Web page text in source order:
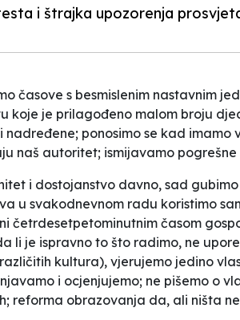
i štrajka upozorenja
časove s besmislenim nastavnim
koje je prilagođeno malom broju
nadređene; ponosimo se kad imamo
naš autoritet; ismijavamo
i dostojanstvo davno, sad
u svakodnevnom radu koristimo
četrdesetpetominutnim časom
li je ispravno to što radimo, ne
kultura), vjerujemo jedino
i ocjenjujemo; ne pišemo o
reforma obrazovanja da, ali ništa